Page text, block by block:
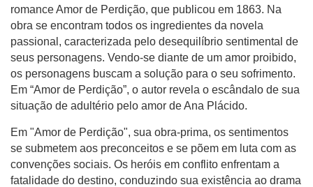
romance Amor de Perdição, que publicou em 1863. Na
obra se encontram todos os ingredientes da novela
passional, caracterizada pelo desequilíbrio sentimental de
seus personagens. Vendo-se diante de um amor proibido,
os personagens buscam a solução para o seu sofrimento.
Em “Amor de Perdição”, o autor revela o escândalo de sua
situação de adultério pelo amor de Ana Plácido.
Em "Amor de Perdição", sua obra-prima, os sentimentos
se submetem aos preconceitos e se põem em luta com as
convenções sociais. Os heróis em conflito enfrentam a
fatalidade do destino, conduzindo sua existência ao drama